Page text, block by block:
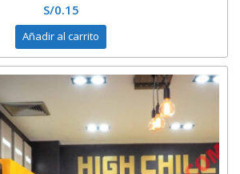
S/0.15
Añadir al carrito